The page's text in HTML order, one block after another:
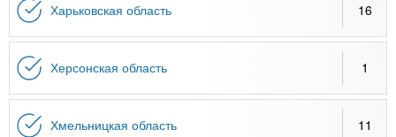
Харьковская область 16
Херсонская область 1
Хмельницкая область 11